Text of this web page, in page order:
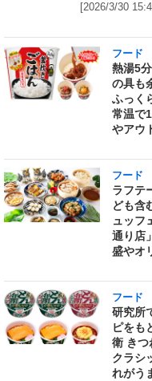
[2026/3/30
フード
熱湯5
の具も
ふっく
常温で
やアウ
フード
ラフテ
ども含
ュッフ
通り店
盛やオ
フード
研究所
ピをも
衛 きつ
クラシ
れがう